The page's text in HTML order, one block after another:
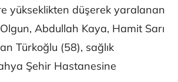
yükseklikten düşerek yaralanan
Abdullah Kaya, Hamit Sarı
Türkoğlu (58), sağlık
Şehir Hastanesine